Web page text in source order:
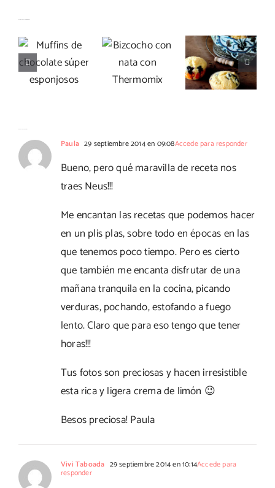
de
chocolate
súper
con nata
con
de mató y
arándanos
con
Paula 29 septiembre 2014 en 09:08Accede para responder
Bueno, pero qué maravilla de receta nos
traes Neus!!!
Me encantan las recetas que podemos hacer
en un plis plas, sobre todo en épocas en las
que tenemos poco tiempo. Pero es cierto
que también me encanta disfrutar de una
mañana tranquila en la cocina, picando
verduras, pochando, estofando a fuego
lento. Claro que para eso tengo que tener
horas!!!
Tus fotos son preciosas y hacen irresistible
esta rica y ligera crema de limón 😉
Besos preciosa! Paula
Vivi Taboada 29 septiembre 2014 en 10:14Accede para
responder